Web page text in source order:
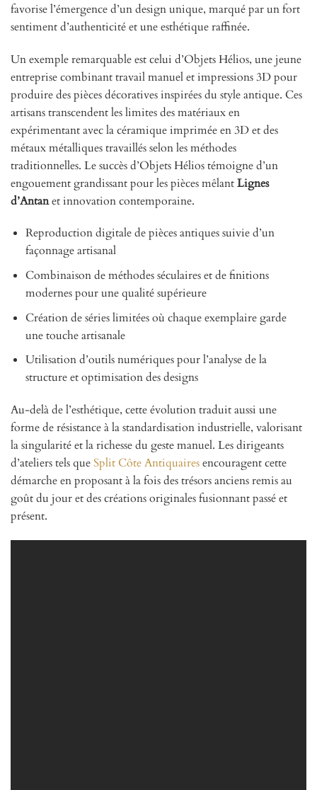
favorise l’émergence d’un design unique, marqué par un fort
sentiment d’authenticité et une esthétique raffinée.
Un exemple remarquable est celui d’Objets Hélios, une jeune
entreprise combinant travail manuel et impressions 3D pour
produire des pièces décoratives inspirées du style antique. Ces
artisans transcendent les limites des matériaux en
expérimentant avec la céramique imprimée en 3D et des
métaux métalliques travaillés selon les méthodes
traditionnelles. Le succès d’Objets Hélios témoigne d’un
engouement grandissant pour les pièces mêlantLignes
d’Antanet innovation contemporaine.
Reproduction digitale de pièces antiques suivie d’un
façonnage artisanal
Combinaison de méthodes séculaires et de finitions
modernes pour une qualité supérieure
Création de séries limitées où chaque exemplaire garde
une touche artisanale
Utilisation d’outils numériques pour l’analyse de la
structure et optimisation des designs
Au-delà de l’esthétique, cette évolution traduit aussi une
forme de résistance à la standardisation industrielle, valorisant
la singularité et la richesse du geste manuel. Les dirigeants
d’ateliers tels queSplit Côte Antiquairesencouragent cette
démarche en proposant à la fois des trésors anciens remis au
goût du jour et des créations originales fusionnant passé et
présent.